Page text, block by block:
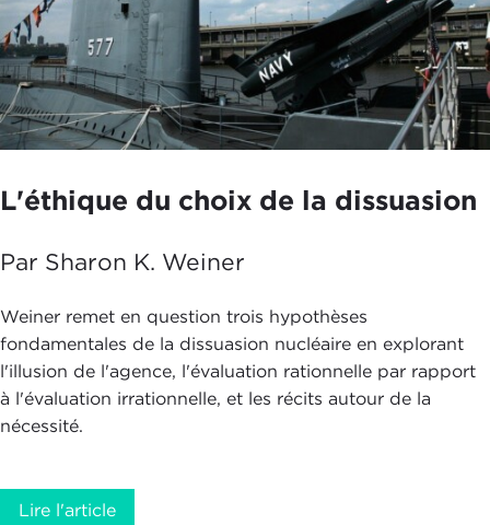
L'éthique du choix de la dissuasion
Par Sharon K. Weiner
Weiner remet en question trois hypothèses
fondamentales de la dissuasion nucléaire en explorant
l'illusion de l'agence, l'évaluation rationnelle par rapport
à l'évaluation irrationnelle, et les récits autour de la
nécessité.
Lire l'article